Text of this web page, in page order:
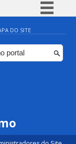
BR
DO SITE